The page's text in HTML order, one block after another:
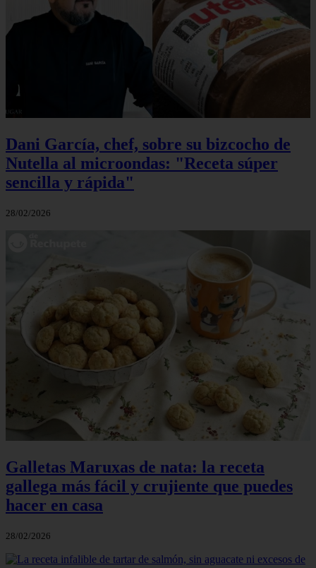
Dani García, chef, sobre su bizcocho de
Nutella al microondas: "Receta súper
sencilla y rápida"
28/02/2026
Galletas Maruxas de nata: la receta
gallega más fácil y crujiente que puedes
hacer en casa
28/02/2026